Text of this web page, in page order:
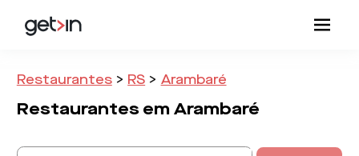
Restaurantes > RS > Arambaré
Restaurantes emArambaré